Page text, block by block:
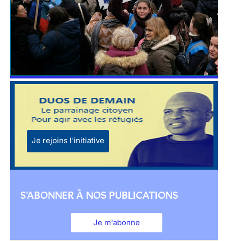
Je rejoins l'initiative
S'ABONNER À NOS PUBLICATIONS
Je m'abonne